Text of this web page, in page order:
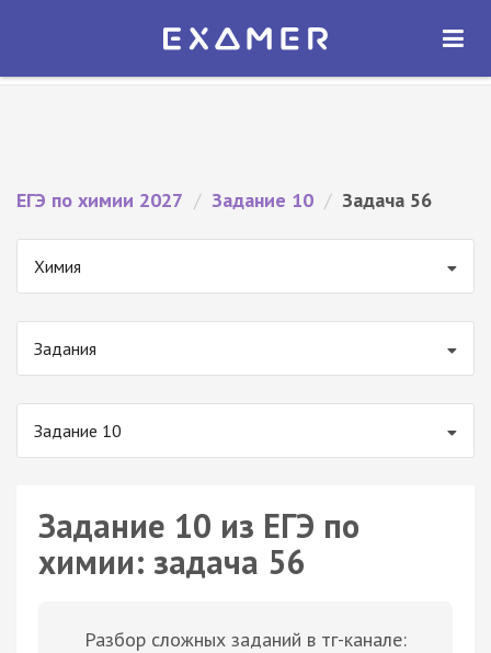
Экзамер — ЕГЭ 2027
ОТКРЫТЬ
ЕГЭ по химии 2027 / Задание 10 / Задача 56
Химия
Задания
Задание 10
Задание 10 из ЕГЭ по
химии: задача 56
Разбор сложных заданий в тг-канале: